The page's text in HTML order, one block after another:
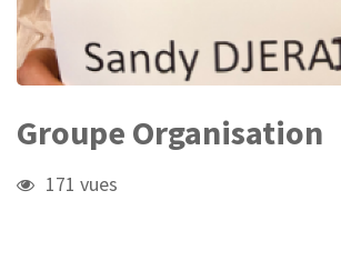
Groupe Organisation
171 vues